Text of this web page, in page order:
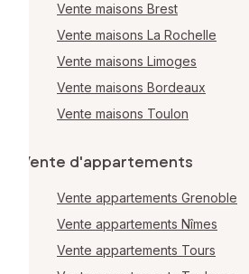
Vente maisons Brest
Vente maisons La Rochelle
Vente maisons Limoges
Vente maisons Bordeaux
Vente maisons Toulon
Vente d'appartements
Vente appartements Grenoble
Vente appartements Nîmes
Vente appartements Tours